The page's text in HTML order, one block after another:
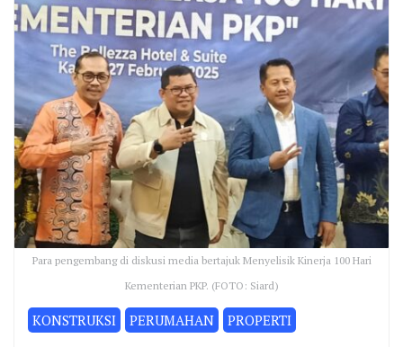
Para pengembang di diskusi media bertajuk Menyelisik Kinerja 100 Hari
Kementerian PKP. (FOTO: Siard)
KONSTRUKSI PERUMAHAN PROPERTI